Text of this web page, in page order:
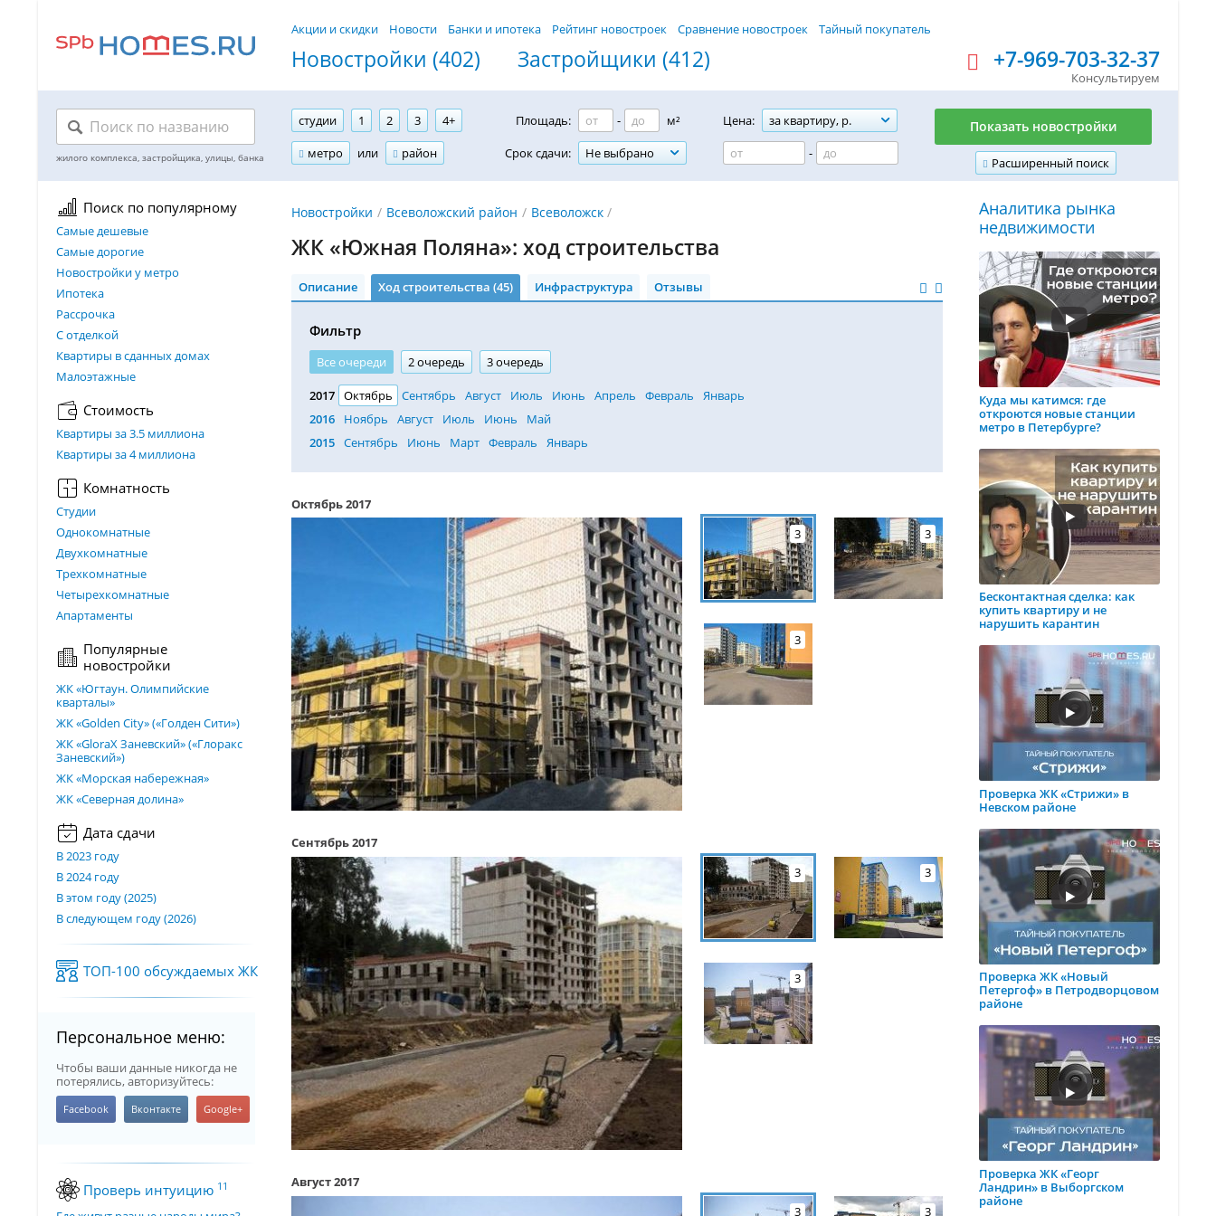
Акции и скидки Новости Банки и ипотека Рейтинг новостроек Сравнение новостроек Тайный покупатель
Новостройки (402) Застройщики (412) +7-969-703-32-37
Консультируем
студии 1 2 3
4+
метро
или район
Площадь: -
м²
Срок сдачи:
Не выбрано
Цена:
за квартиру, р.
-
Расширенный поиск
Показать новостройки
Поиск по популярному
Самые дешевые
Самые дорогие
Новостройки у метро
Ипотека
Рассрочка
С отделкой
Квартиры в сданных домах
Малоэтажные
Стоимость
Квартиры за 3.5 миллиона
Квартиры за 4 миллиона
Комнатность
Студии
Однокомнатные
Двухкомнатные
Трехкомнатные
Четырехкомнатные
Апартаменты
Популярные
новостройки
ЖК «Югтаун. Олимпийские
кварталы»
ЖК «Golden City» («Голден Сити»)
ЖК «GloraX Заневский»​ («Глоракс
Заневский»)
ЖК «Морская набережная»
ЖК «Северная долина»
Дата сдачи
В 2023 году
В 2024 году
В этом году (2025)
В следующем году (2026)
ТОП-100 обсуждаемых ЖК
Персональное меню:
Чтобы ваши данные никогда не
потерялись, авторизуйтесь:
Проверь интуицию 11
Новостройки Всеволожский район Всеволожск
ЖК «Южная Поляна»: ход строительства
Описание Ход строительства (45) Инфраструктура Отзывы
Фильтр
Все очереди 2 очередь 3 очередь
2017 Октябрь Сентябрь Август Июль Июнь Апрель Февраль
Январь
2016
Ноябрь Август Июль Июнь
Май
2015 Сентябрь Июнь Март Февраль Январь
Октябрь 2017
3
3
3
Сентябрь 2017
3
3
3
Август 2017
3
3
Аналитика рынка
недвижимости
Куда мы катимся: где
откроются новые станции
метро в Петербурге?
Бесконтактная сделка: как
купить квартиру и не
нарушить карантин
Проверка ЖК «Стрижи» в
Невском районе
Проверка ЖК «Новый
Петергоф» в Петродворцовом
районе
Проверка ЖК «Георг
Ландрин» в Выборгском
районе